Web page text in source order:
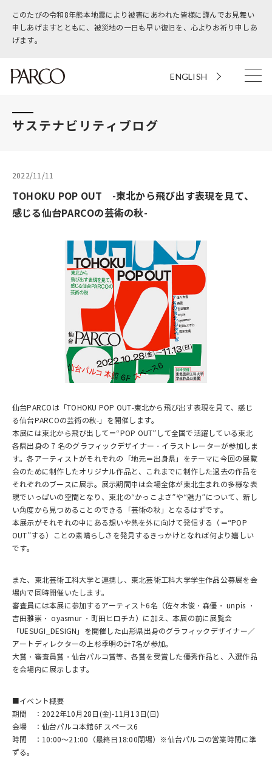
このたびの令和8年熊本地震により被害にあわれた皆様に謹んでお見舞い
申しあげますとともに、被災地の一日も早い復旧を、心よりお祈り申しあ
げます。
ENGLISH
サステナビリティブログ
2022/11/11
TOHOKU POP OUT -東北から飛び出す表現を見て、
感じる仙台PARCOの芸術の秋-
仙台PARCOは「TOHOKU POP OUT-東北から飛び出す表現を見て、感じ
る仙台PARCOの芸術の秋-」を開催します。
本展には東北から飛び出して＝“POP OUT”して全国で活躍している東北
各県出身の 7 名のグラフィックデザイナー・イラストレーターが参加しま
す。各アーティストがそれぞれの「地元＝出身県」をテーマに今回の展覧
会のために制作したオリジナル作品と、これまでに制作した過去の作品を
それぞれのブースに展示。展示期間中は会場全体が東北生まれの多様な表
現でいっぱいの空間となり、東北の“かっこよさ”や“魅力”について、新し
い角度から見つめることのできる「芸術の秋」となるはずです。
本展示がそれぞれの中にある想いや熱を外に向けて発信する（＝“POP
OUT”する）ことの素晴らしさを発見するきっかけとなれば何より嬉しい
です。
また、東北芸術工科大学と連携し、東北芸術工科大学学生作品公募展を会
場内で同時開催いたします。
審査員には本展に参加するアーティスト6名（佐々木俊・森優・ unpis ・
吉田雅崇・ oyasmur ・町田ヒロチカ）に加え、本展の前に展覧会
「UESUGI_DESIGN」を開催した山形県出身のグラフィックデザイナー／
アートディレクターの上杉季明の計7名が参加。
大賞・審査員賞・仙台パルコ賞等、各賞を受賞した優秀作品と、入選作品
を会場内に展示します。
■イベント概要
期間 ：2022年10月28日(金)-11月13日(日)
会場 ：仙台パルコ本館6F スペース6
時間 ：10:00～21:00（最終日18:00閉場）※仙台パルコの営業時間に準
ずる。